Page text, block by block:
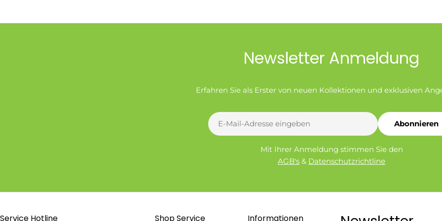
Newsletter Anmeldung
Erfahren Sie als Erster von neuen Kollektionen und exklusiven
E-
Mail
Abonnieren
Mit Ihrer Anmeldung stimmen Sie den
AGB's & Datenschutzrichtline
Service Hotline Shop Service Informationen